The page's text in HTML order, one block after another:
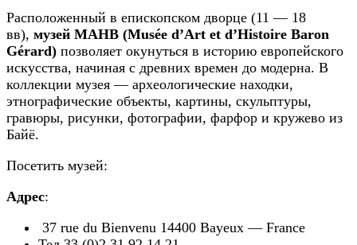
Расположенный в епископском дворце (11 — 18
вв), музей MAHB (Musée d’Art et d’Histoire Baron
Gérard) позволяет окунуться в историю европейского
искусства, начиная с древних времен до модерна. В
коллекции музея — археологические находки,
этнографические объекты, картины, скульптуры,
гравюры, рисунки, фотографии, фарфор и кружево из
Байё.
Посетить музей:
Адрес:
37 rue du Bienvenu 14400 Bayeux — France